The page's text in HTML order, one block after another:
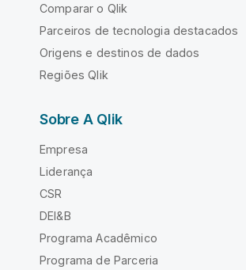
Comparar o Qlik
Parceiros de tecnologia destacados
Origens e destinos de dados
Regiões Qlik
Sobre A Qlik
Empresa
Liderança
CSR
DEI&B
Programa Acadêmico
Programa de Parceria